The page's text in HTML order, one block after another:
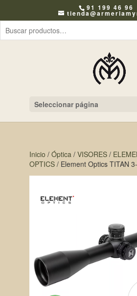
91 199 46 96
Seleccionar página
Inicio / Óptica/ VISORES/
OPTICS/ Element Optics TITAN